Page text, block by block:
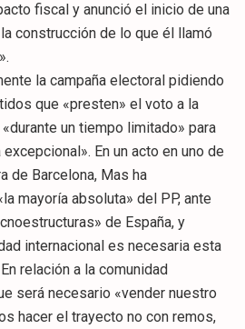
fiscal y anunció el inicio de una
construcción de lo que él llamó
la campaña electoral pidiendo
que «presten» el voto a la
un tiempo limitado» para
En un acto en uno de
de Barcelona, Mas ha
mayoría absoluta» del PP, ante
de España, y
internacional es necesaria esta
relación a la comunidad
será necesario «vender nuestro
hacer el trayecto no con remos,